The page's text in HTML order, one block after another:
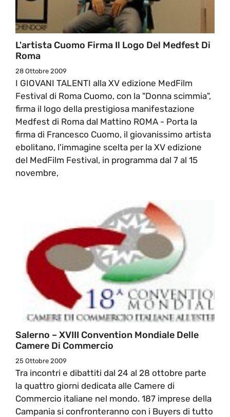
L'artista Cuomo Firma Il Logo Del Medfest Di
Roma
28 Ottobre 2009
I GIOVANI TALENTI alla XV edizione MedFilm
Festival di Roma Cuomo, con la "Donna scimmia",
firma il logo della prestigiosa manifestazione
Medfest di Roma dal Mattino ROMA - Porta la
firma di Francesco Cuomo, il giovanissimo artista
ebolitano, l'immagine scelta per la XV edizione
del MedFilm Festival, in programma dal 7 al 15
novembre,
Salerno – XVIII Convention Mondiale Delle
Camere Di Commercio
25 Ottobre 2009
Tra incontri e dibattiti dal 24 al 28 ottobre parte
la quattro giorni dedicata alle Camere di
Commercio italiane nel mondo. 187 imprese della
Campania si confronteranno con i Buyers di tutto